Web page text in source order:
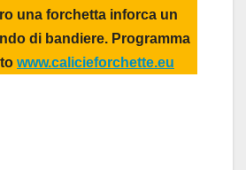
una forchetta inforca un
di bandiere. Programma
www.calicieforchette.eu